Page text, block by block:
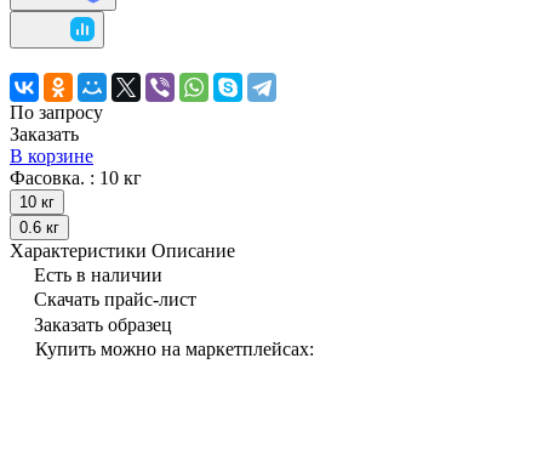
По запросу
Заказать
В корзине
Фасовка. : 10 кг
10 кг
0.6 кг
Характеристики Описание
Есть в наличии
Скачать прайс-лист
Заказать образец
Купить можно на маркетплейсах: